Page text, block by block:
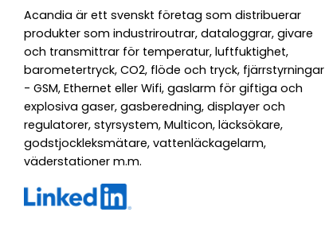
Acandia är ett svenskt företag som distribuerar
produkter som industriroutrar, dataloggrar, givare
och transmittrar för temperatur, luftfuktighet,
barometertryck, CO2, flöde och tryck, fjärrstyrningar
- GSM, Ethernet eller Wifi, gaslarm för giftiga och
explosiva gaser, gasberedning, displayer och
regulatorer, styrsystem, Multicon, läcksökare,
godstjockleksmätare, vattenläckagelarm,
väderstationer m.m.